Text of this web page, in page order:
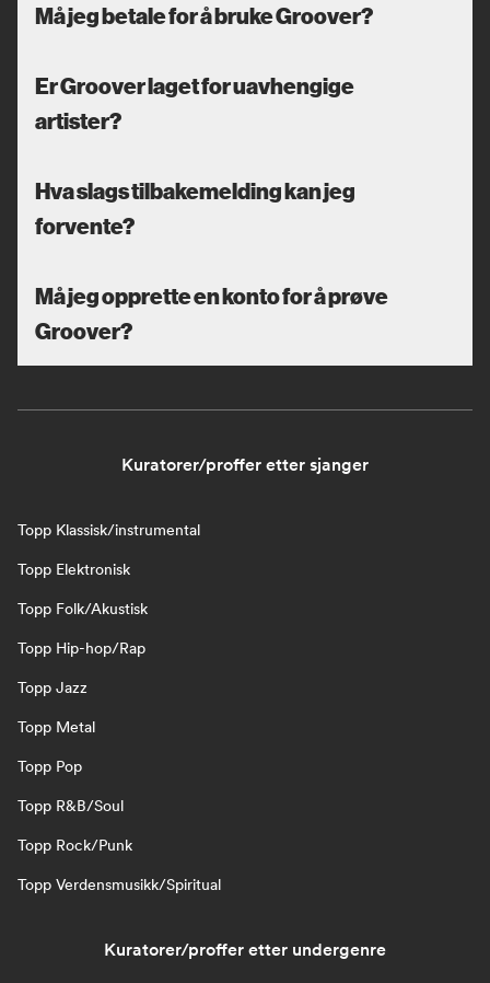
Må jeg betale for å bruke Groover?
Er Groover laget for uavhengige
artister?
Hva slags tilbakemelding kan jeg
forvente?
Må jeg opprette en konto for å prøve
Groover?
Kuratorer/proffer etter sjanger
Topp Klassisk/instrumental
Topp Elektronisk
Topp Folk/Akustisk
Topp Hip-hop/Rap
Topp Jazz
Topp Metal
Topp Pop
Topp R&B/Soul
Topp Rock/Punk
Topp Verdensmusikk/Spiritual
Kuratorer/proffer etter undergenre